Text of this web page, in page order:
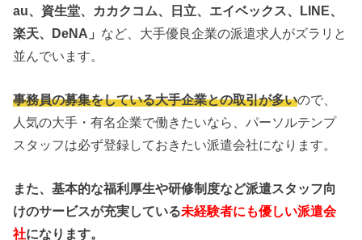
au、資生堂、カカクコム、日立、エイベックス、LINE、
楽天、DeNA」 など、大手優良企業の派遣求人がズラリと
並んでいます。
事務員の募集をしている大手企業との取引が多いので、
人気の大手・有名企業で働きたいなら、パーソルテンプ
スタッフは必ず登録しておきたい派遣会社になります。
また、基本的な福利厚生や研修制度など派遣スタッフ向
けのサービスが充実している未経験者にも優しい派遣会
社になります。